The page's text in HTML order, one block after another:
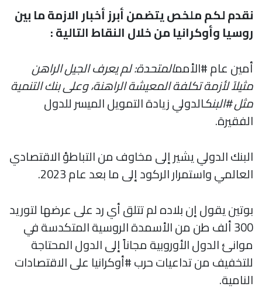
نقدم لكم ملخص يتضمن أبرز أخبار الازمة ما بين
روسيا وأوكرانيا من خلال النقاط التالية :
أمين عام #الأممالمتحدة: لم يعرف الجيل الراهن
مثيلاً لأزمة تكلفة المعيشة الراهنة، وعلى بنك التنمية
مثل #البنكالدولي زيادة التمويل الميسر للدول
الفقيرة.
البنك الدولي يشير إلى مخاوف من التباطؤ الاقتصادي
العالمي واستمرار الركود إلى ما بعد عام 2023.
بوتين يقول إن بلاده لم تتلق أي رد على عرضها لتوريد
300 ألف طن من الأسمدة الروسية المتكدسة في
موانئ الدول الأوروبية مجاناً إلى الدول المحتاجة
للتخفيف من تداعيات حرب #أوكرانيا على الاقتصادات
النامية.